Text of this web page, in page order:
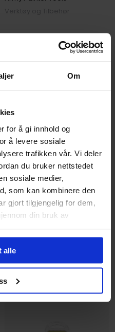
Om
for å gi innhold og
å levere sosiale
trafikken vår. Vi deler
du bruker nettstedet
sosiale medier,
som kan kombinere den
gjort tilgjengelig for dem,
din bruk av
alle
The Army Paint: Lowland
Shrubs
The Army Painter
9900